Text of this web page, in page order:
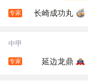
专家 长崎成功丸
中甲
专家 延边龙鼎